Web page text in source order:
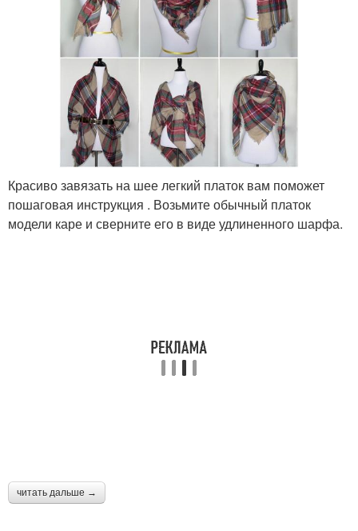
Красиво завязать на шее легкий платок вам поможет
пошаговая инструкция . Возьмите обычный платок
модели каре и сверните его в виде удлиненного шарфа.
читать дальше →